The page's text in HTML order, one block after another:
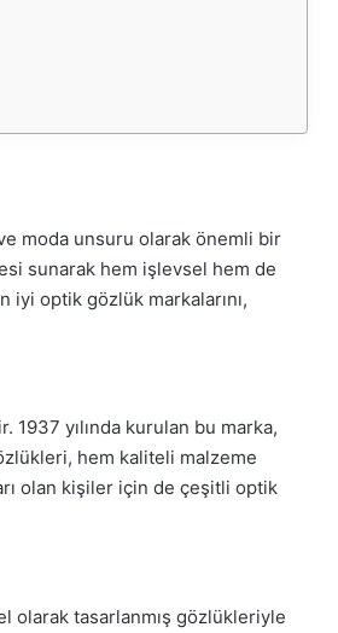
moda unsuru olarak önemli bir
sunarak hem işlevsel hem de
optik gözlük markalarını,
1937 yılında kurulan bu marka,
hem kaliteli malzeme
olan kişiler için de çeşitli optik
olarak tasarlanmış gözlükleriyle